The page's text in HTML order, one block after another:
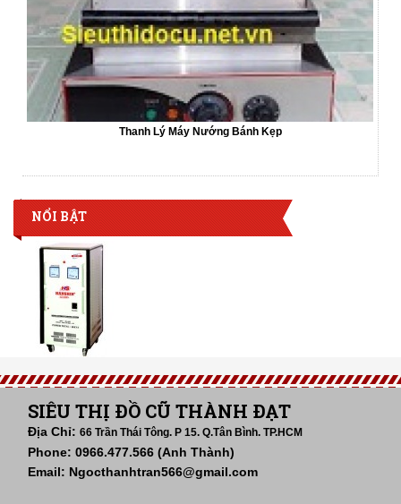
Thanh Lý Máy Nướng Bánh Kẹp
NỔI BẬT
SIÊU THỊ ĐỒ CŨ THÀNH ĐẠT
Địa Chỉ: 66 Trần Thái Tông. P 15. Q.Tân Bình. TP.HCM
Phone: 0966.477.566 (Anh Thành)
Email: Ngocthanhtran566@gmail.com